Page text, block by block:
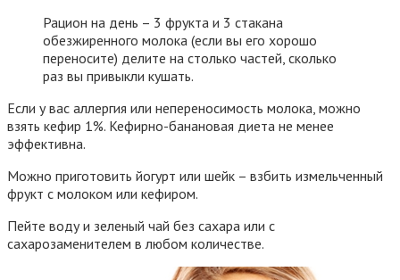
Рацион на день – 3 фрукта и 3 стакана
обезжиренного молока (если вы его хорошо
переносите) делите на столько частей, сколько
раз вы привыкли кушать.
Если у вас аллергия или непереносимость молока, можно
взять кефир 1%. Кефирно-банановая диета не менее
эффективна.
Можно приготовить йогурт или шейк – взбить измельченный
фрукт с молоком или кефиром.
Пейте воду и зеленый чай без сахара или с
сахарозаменителем в любом количестве.